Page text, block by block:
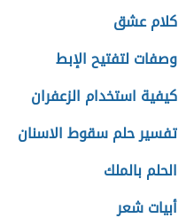
كلام عشق
وصفات لتفتيح الإبط
كيفية استخدام الزعفران
تفسير حلم سقوط الاسنان
الحلم بالملك
أبيات شعر